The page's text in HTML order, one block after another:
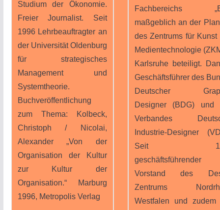
Studium der Ökonomie.
Freier Journalist. Seit
1996 Lehrbeauftragter an
der Universität Oldenburg
für strategisches
Management und
Systemtheorie.
Buchveröffentlichung
zum Thema: Kolbeck,
Christoph / Nicolai,
Alexander „Von der
Organisation der Kultur
zur Kultur der
Organisation.“ Marburg
1996, Metropolis Verlag
Fachbereichs
maßgeblich an der
des Zentrums für Kunst
Medientechnologie
Karlsruhe beteiligt.
Geschäftsführer des
Deutscher
Designer (BDG) und
Verbandes
Industrie-Designer
Seit
geschäftsführender
Vorstand des
Zentrums
Westfalen und zudem